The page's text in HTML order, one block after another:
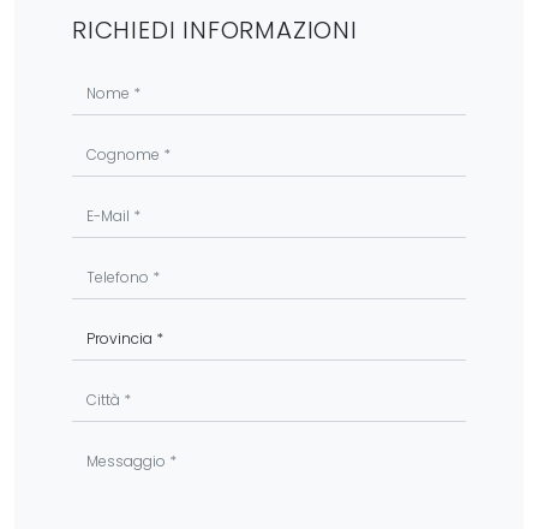
RICHIEDI INFORMAZIONI